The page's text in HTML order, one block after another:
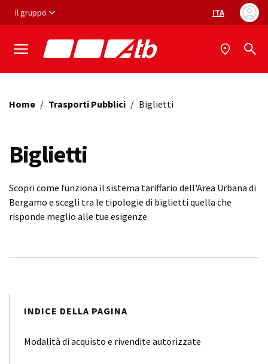
Vai ai contenuti
Vai al footer
Il gruppo Selezione
ITA
Home / Trasporti Pubblici / Biglietti
Biglietti
Scopri come funziona il sistema tariffario dell'Area Urbana di
Bergamo e scegli tra le tipologie di biglietti quella che
risponde meglio alle tue esigenze.
INDICE DELLA PAGINA
Modalità di acquisto e rivendite autorizzate